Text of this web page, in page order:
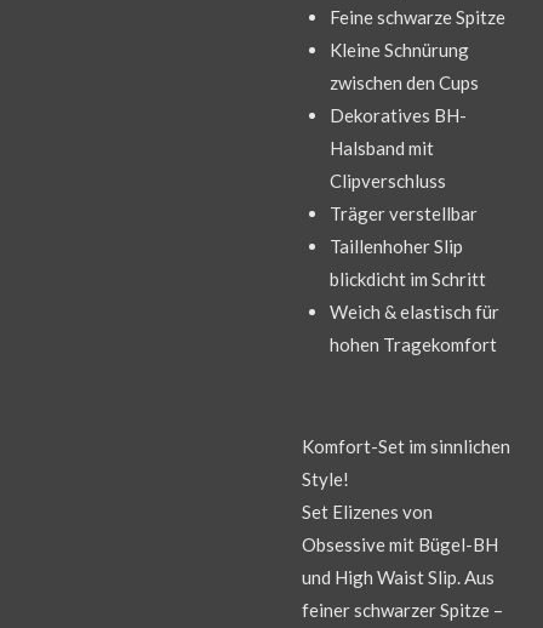
Feine schwarze Spitze
Kleine Schnürung
zwischen den Cups
Dekoratives BH-
Halsband mit
Clipverschluss
Träger verstellbar
Taillenhoher Slip
blickdicht im Schritt
Weich & elastisch für
hohen Tragekomfort
Komfort-Set im sinnlichen
Style!
Set Elizenes von
Obsessive mit Bügel-BH
und High Waist Slip. Aus
feiner schwarzer Spitze –